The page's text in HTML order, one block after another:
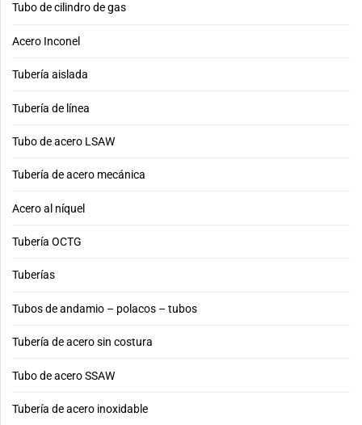
Tubo de cilindro de gas
Acero Inconel
Tubería aislada
Tubería de línea
Tubo de acero LSAW
Tubería de acero mecánica
Acero al níquel
Tubería OCTG
Tuberías
Tubos de andamio – polacos – tubos
Tubería de acero sin costura
Tubo de acero SSAW
Tubería de acero inoxidable